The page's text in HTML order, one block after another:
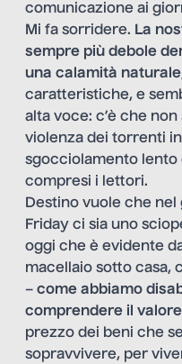
comunicazione ai
Mi fa sorridere. La
sempre più debole
una calamità naturale
caratteristiche, e
alta voce: c’è che
violenza dei torrenti
sgocciolamento lento
compresi i lettori.
Destino vuole che
Friday ci sia uno
oggi che è evidente
macellaio sotto casa,
– come abbiamo
comprendere il
prezzo dei beni che
sopravvivere, per